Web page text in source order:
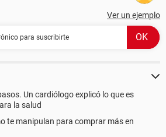
Ver un ejemplo
Un cardiólogo explicó lo que es
la salud
te manipulan para comprar más en